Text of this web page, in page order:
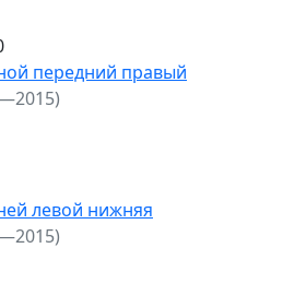
передний правый
левой нижняя